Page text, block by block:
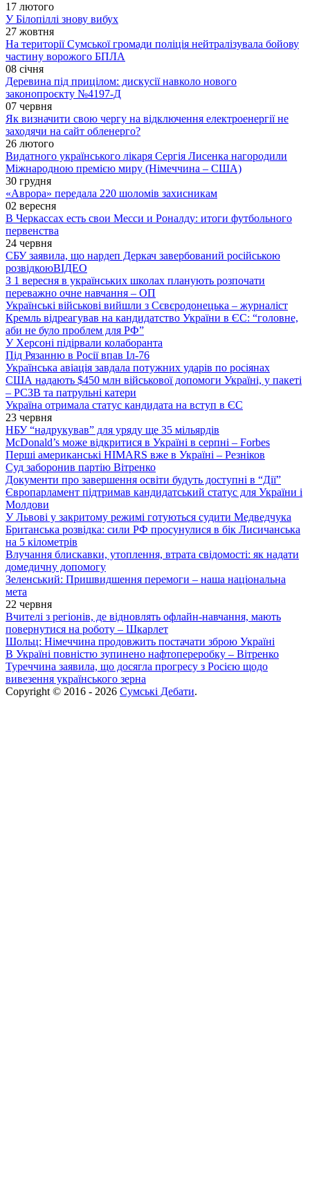
17 лютого
У Білопіллі знову вибух
27 жовтня
На території Сумської громади поліція нейтралізувала бойову
частину ворожого БПЛА
08 січня
Деревина під прицілом: дискусії навколо нового
законопроєкту №4197-Д
07 червня
Як визначити свою чергу на відключення електроенергії не
заходячи на сайт обленерго?
26 лютого
Видатного українського лікаря Сергія Лисенка нагородили
Міжнародною премією миру (Німеччина – США)
30 грудня
«Аврора» передала 220 шоломів захисникам
02 вересня
В Черкассах есть свои Месси и Роналду: итоги футбольного
первенства
24 червня
СБУ заявила, що нардеп Деркач завербований російською
розвідкоюВІДЕО
З 1 вересня в українських школах планують розпочати
переважно очне навчання – ОП
Українські військові вийшли з Сєвєродонецька – журналіст
Кремль відреагував на кандидатство України в ЄС: “головне,
аби не було проблем для РФ”
У Херсоні підірвали колаборанта
Під Рязанню в Росії впав Іл-76
Українська авіація завдала потужних ударів по росіянах
США надають $450 млн військової допомоги Україні, у пакеті
– РСЗВ та патрульні катери
Україна отримала статус кандидата на вступ в ЄС
23 червня
НБУ “надрукував” для уряду ще 35 мільярдів
McDonald’s може відкритися в Україні в серпні – Forbes
Перші американські HIMARS вже в Україні – Резніков
Суд заборонив партію Вітренко
Документи про завершення освіти будуть доступні в “Дії”
Європарламент підтримав кандидатський статус для України і
Молдови
У Львові у закритому режимі готуються судити Медведчука
Британська розвідка: сили РФ просунулися в бік Лисичанська
на 5 кілометрів
Влучання блискавки, утоплення, втрата свідомості: як надати
домедичну допомогу
Зеленський: Пришвидшення перемоги – наша національна
мета
22 червня
Вчителі з регіонів, де відновлять офлайн-навчання, мають
повернутися на роботу – Шкарлет
Шольц: Німеччина продовжить постачати зброю Україні
В Україні повністю зупинено нафтопереробку – Вітренко
Туреччина заявила, що досягла прогресу з Росією щодо
вивезення українського зерна
Copyright © 2016 - 2026 Сумські Дебати.